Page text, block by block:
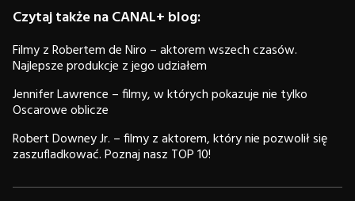
Czytaj także na CANAL+ blog:
Filmy z Robertem de Niro – aktorem wszech czasów.
Najlepsze produkcje z jego udziałem
Jennifer Lawrence – filmy, w których pokazuje nie tylko
Oscarowe oblicze
Robert Downey Jr. – filmy z aktorem, który nie pozwolił się
zaszufladkować. Poznaj nasz TOP 10!